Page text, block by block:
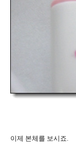
이제 본체를 보시죠.